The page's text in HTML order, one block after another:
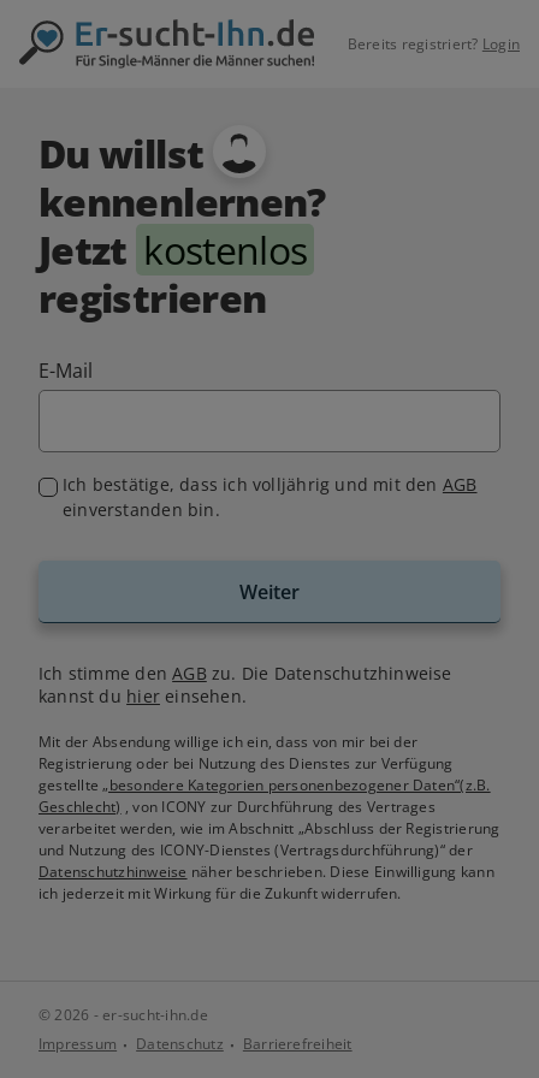
Bereits registriert? Login
Du willst
kennenlernen?
Jetzt kostenlos
registrieren
E-Mail
Ich bestätige, dass ich volljährig und mit den AGB
einverstanden bin.
Weiter
Ich stimme denAGB zu. Die Datenschutzhinweise
kannst du hiereinsehen.
Mit der Absendung willige ich ein, dass von mir bei der
Registrierung oder bei Nutzung des Dienstes zur Verfügung
gestellte„besondere Kategorien personenbezogener Daten“(z.B.
Geschlecht) , von ICONY zur Durchführung des Vertrages
verarbeitet werden, wie im Abschnitt „Abschluss der Registrierung
und Nutzung des ICONY-Dienstes (Vertragsdurchführung)“ der
Datenschutzhinweise näher beschrieben. Diese Einwilligung kann
ich jederzeit mit Wirkung für die Zukunft widerrufen.
© 2026 - er-sucht-ihn.de
Impressum
Datenschutz Barrierefreiheit